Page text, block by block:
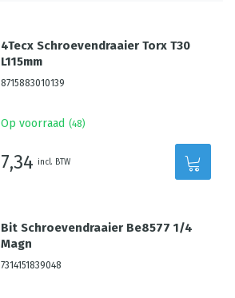
4Tecx Schroevendraaier Torx T30
L115mm
8715883010139
Op voorraad (48)
7,34 incl. BTW
Bit Schroevendraaier Be8577 1/4
Magn
7314151839048